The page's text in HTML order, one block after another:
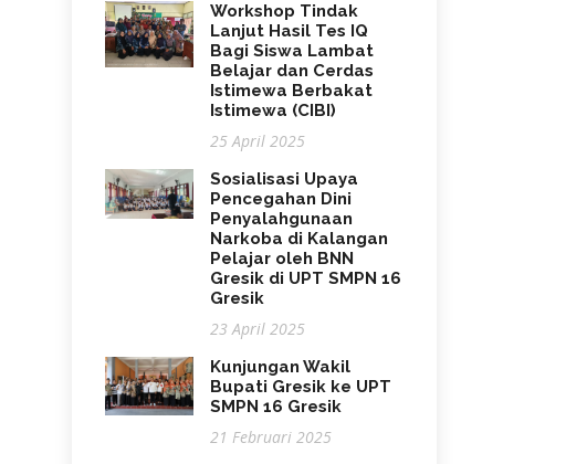
Workshop Tindak
Lanjut Hasil Tes IQ
Bagi Siswa Lambat
Belajar dan Cerdas
Istimewa Berbakat
Istimewa (CIBI)
25 April 2025
Sosialisasi Upaya
Pencegahan Dini
Penyalahgunaan
Narkoba di Kalangan
Pelajar oleh BNN
Gresik di UPT SMPN 16
Gresik
23 April 2025
Kunjungan Wakil
Bupati Gresik ke UPT
SMPN 16 Gresik
21 Februari 2025